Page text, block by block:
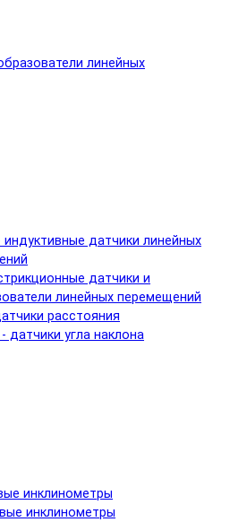
линейных
индуктивные датчики линейных
датчики и
линейных перемещений
расстояния
датчики угла наклона
инклинометры
инклинометры